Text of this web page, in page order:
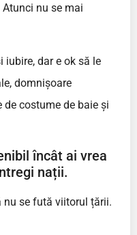
nu se mai
iubire, dar e ok să le
domnișoare
costume de baie și
încât ai vrea
nații.
nu se fută viitorul țării.